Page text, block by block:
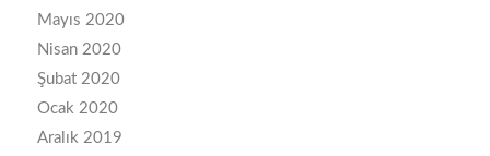
Mayıs 2020
Nisan 2020
Şubat 2020
Ocak 2020
Aralık 2019